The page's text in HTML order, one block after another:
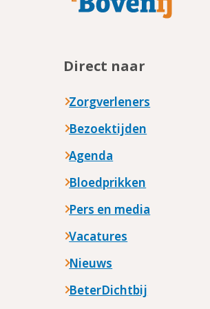
Direct naar
Zorgverleners
Bezoektijden
Agenda
Bloedprikken
Pers en media
Vacatures
Nieuws
BeterDichtbij